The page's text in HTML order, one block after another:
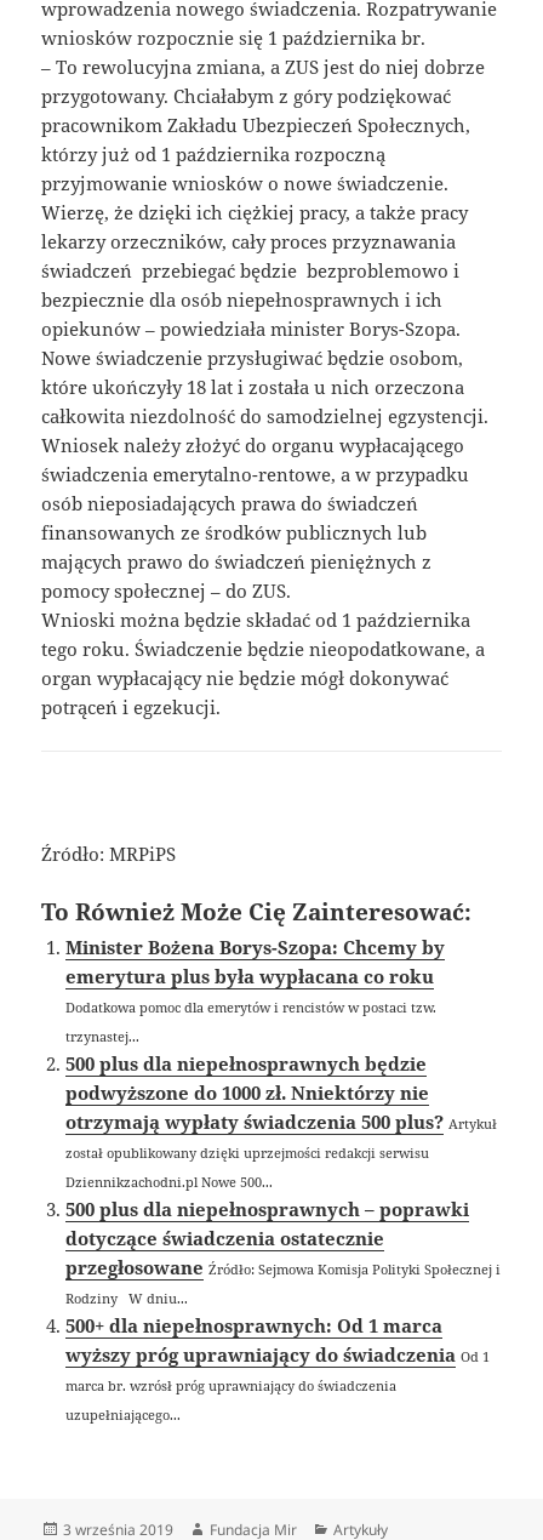
wprowadzenia nowego świadczenia. Rozpatrywanie
wniosków rozpocznie się 1 października br.
– To rewolucyjna zmiana, a ZUS jest do niej dobrze
przygotowany. Chciałabym z góry podziękować
pracownikom Zakładu Ubezpieczeń Społecznych,
którzy już od 1 października rozpoczną
przyjmowanie wniosków o nowe świadczenie.
Wierzę, że dzięki ich ciężkiej pracy, a także pracy
lekarzy orzeczników, cały proces przyznawania
świadczeń przebiegać będzie bezproblemowo i
bezpiecznie dla osób niepełnosprawnych i ich
opiekunów – powiedziała minister Borys-Szopa.
Nowe świadczenie przysługiwać będzie osobom,
które ukończyły 18 lat i została u nich orzeczona
całkowita niezdolność do samodzielnej egzystencji.
Wniosek należy złożyć do organu wypłacającego
świadczenia emerytalno-rentowe, a w przypadku
osób nieposiadających prawa do świadczeń
finansowanych ze środków publicznych lub
mających prawo do świadczeń pieniężnych z
pomocy społecznej – do ZUS.
Wnioski można będzie składać od 1 października
tego roku. Świadczenie będzie nieopodatkowane, a
organ wypłacający nie będzie mógł dokonywać
potrąceń i egzekucji.
Źródło: MRPiPS
To Również Może Cię Zainteresować:
Minister Bożena Borys-Szopa: Chcemy by
emerytura plus była wypłacana co roku
Dodatkowa pomoc dla emerytów i rencistów w postaci tzw.
trzynastej...
500 plus dla niepełnosprawnych będzie
podwyższone do 1000 zł. Nniektórzy nie
otrzymają wypłaty świadczenia 500 plus? Artykuł
został opublikowany dzięki uprzejmości redakcji serwisu
Dziennikzachodni.pl Nowe 500...
500 plus dla niepełnosprawnych – poprawki
dotyczące świadczenia ostatecznie
przegłosowane Źródło: Sejmowa Komisja Polityki Społecznej i
Rodziny W dniu...
500+ dla niepełnosprawnych: Od 1 marca
wyższy próg uprawniający do świadczenia Od 1
marca br. wzrósł próg uprawniający do świadczenia
uzupełniającego...
Data
3 września 2019 Autor
Fundacja Mir Kategorie
Artykuły